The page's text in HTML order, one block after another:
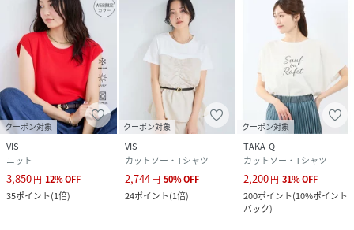
クーポン対象
VIS
ニット
3,850円 12%OFF
35ポイント(1倍)
クーポン対象
VIS
カットソー・Tシャツ
2,744円 50%OFF
24ポイント(1倍)
クーポン対象
TAKA-Q
カットソー・Tシャツ
2,200円 31%OFF
200ポイント(10%ポイント
バック)